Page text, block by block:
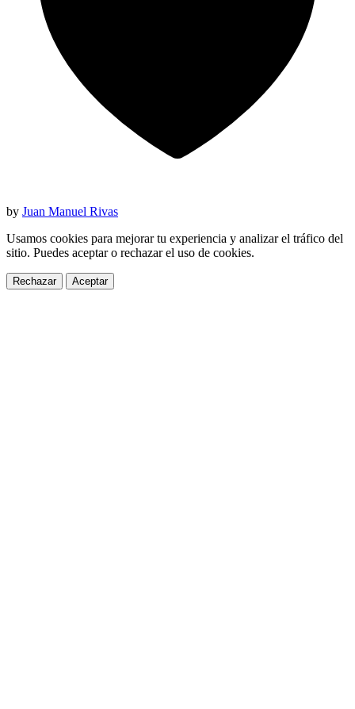
by Juan Manuel Rivas
Usamos cookies para mejorar tu experiencia y analizar el tráfico del
sitio. Puedes aceptar o rechazar el uso de cookies.
Rechazar Aceptar